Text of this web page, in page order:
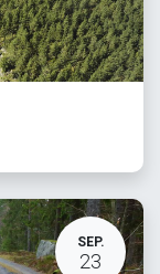
SEP.
23